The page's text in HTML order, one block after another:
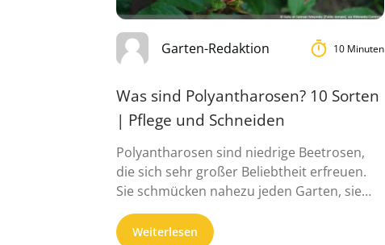
Garten-Redaktion 10 Minuten
Was sind Polyantharosen? 10 Sorten
| Pflege und Schneiden
Polyantharosen sind niedrige Beetrosen,
die sich sehr großer Beliebtheit erfreuen.
Sie schmücken nahezu jeden Garten, sie
sind sehr ...
Weiterlesen